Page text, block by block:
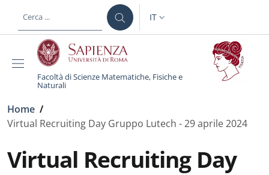
al contenuto principale
SELETTORE LINGUA:
IT
Facoltà di Scienze Matematiche, Fisiche e
Naturali
Briciole di pane
Home /
Virtual Recruiting Day Gruppo Lutech - 29 aprile 2024
Virtual Recruiting Day